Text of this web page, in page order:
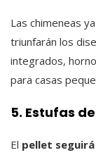
Las chimeneas
triunfarán los
integrados,
para casas
5. Estufas
El pellet